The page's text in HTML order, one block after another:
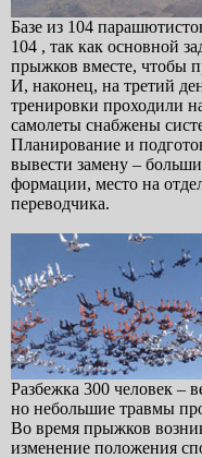
Базе из 104
104 , так как основной
прыжков вместе, чтобы
И, наконец, на третий
тренировки проходили
самолеты снабжены
Планирование и
вывести замену –
формации, место на
переводчика.
Разбежка 300 человек –
но небольшие травмы
Во время прыжков
изменение положения